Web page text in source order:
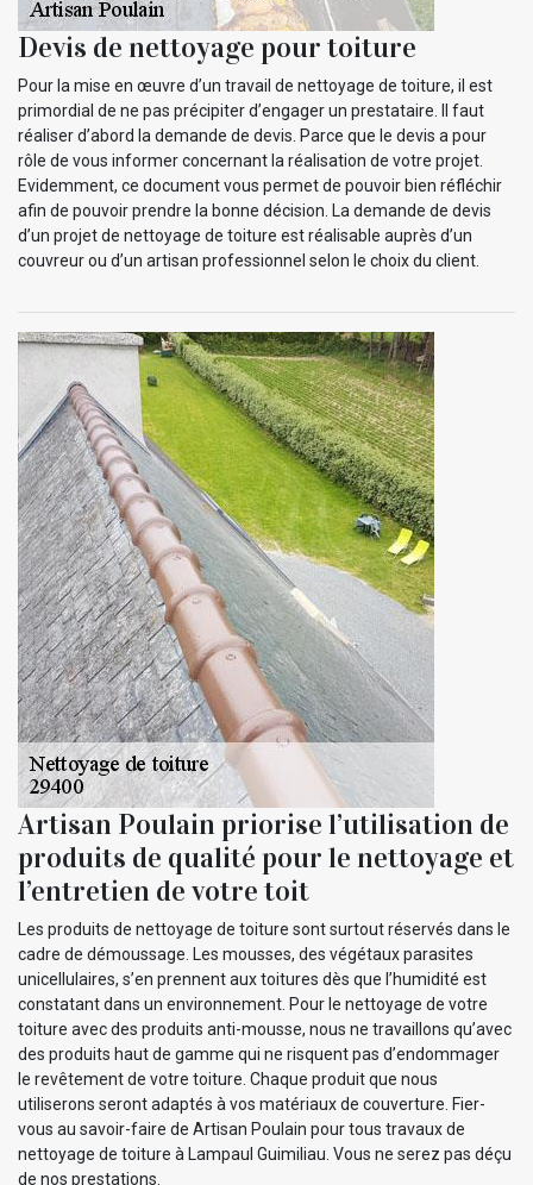
Devis de nettoyage pour toiture
Pour la mise en œuvre d’un travail de nettoyage de toiture, il est
primordial de ne pas précipiter d’engager un prestataire. Il faut
réaliser d’abord la demande de devis. Parce que le devis a pour
rôle de vous informer concernant la réalisation de votre projet.
Evidemment, ce document vous permet de pouvoir bien réfléchir
afin de pouvoir prendre la bonne décision. La demande de devis
d’un projet de nettoyage de toiture est réalisable auprès d’un
couvreur ou d’un artisan professionnel selon le choix du client.
Artisan Poulain priorise l’utilisation de
produits de qualité pour le nettoyage et
l’entretien de votre toit
Les produits de nettoyage de toiture sont surtout réservés dans le
cadre de démoussage. Les mousses, des végétaux parasites
unicellulaires, s’en prennent aux toitures dès que l’humidité est
constatant dans un environnement. Pour le nettoyage de votre
toiture avec des produits anti-mousse, nous ne travaillons qu’avec
des produits haut de gamme qui ne risquent pas d’endommager
le revêtement de votre toiture. Chaque produit que nous
utiliserons seront adaptés à vos matériaux de couverture. Fier-
vous au savoir-faire de Artisan Poulain pour tous travaux de
nettoyage de toiture à Lampaul Guimiliau. Vous ne serez pas déçu
de nos prestations.